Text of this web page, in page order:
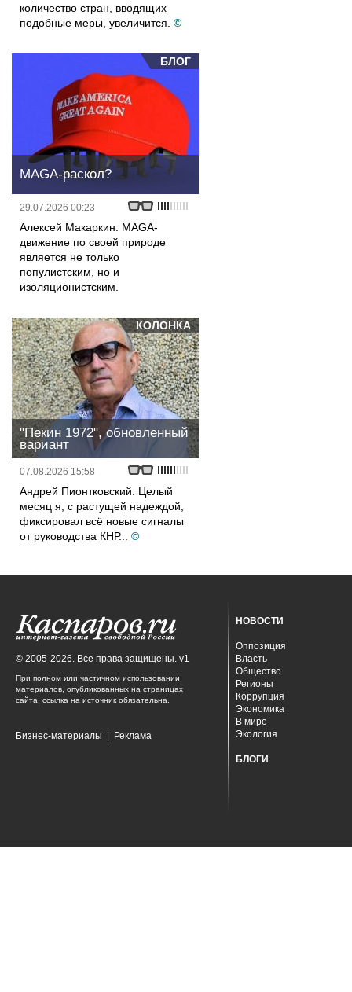
количество стран, вводящих
подобные меры, увеличится. ©
БЛОГ
MAGA-раскол?
29.07.2026 00:23
Алексей Макаркин: MAGA-
движение по своей природе
является не только
популистским, но и
изоляционистским.
КОЛОНКА
"Пекин 1972", обновленный
вариант
07.08.2026 15:58
Андрей Пионтковский: Целый
месяц я, с растущей надеждой,
фиксировал всё новые сигналы
от руководства КНР...
©
© 2005-2026. Все права защищены. v1
При полном или частичном использовании
материалов, опубликованных на страницах
сайта, ссылка на источник обязательна.
Бизнес-материалы Реклама
НОВОСТИ
Оппозиция
Власть
Общество
Регионы
Коррупция
Экономика
В мире
Экология
БЛОГИ